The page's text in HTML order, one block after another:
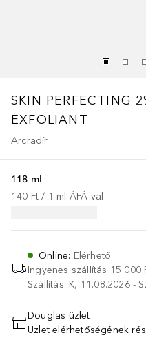
SKIN PERFECTING
EXFOLIANT
Arcradír
118 ml
140 Ft / 1 ml ÁFÁ-val
Online: Elérhető
Ingyenes szállítás 15 000
Szállítás: K, 11.08.2026 -
Douglas üzlet
Üzlet elérhetőségének